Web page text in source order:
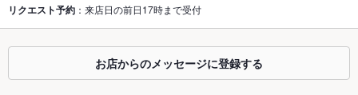
座敷 なし
カウンター
リクエスト予約 ：来店日の前日17時まで受付
お店からのメッセージに登録する